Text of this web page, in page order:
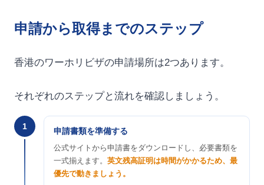
申請から取得までのステップ
香港のワーホリビザの申請場所は2つあります。
それぞれのステップと流れを確認しましょう。
1 申請書類を準備する
公式サイトから申請書をダウンロードし、必要書類を
一式揃えます。 英文残高証明は時間がかかるため、最
優先で動きましょう。